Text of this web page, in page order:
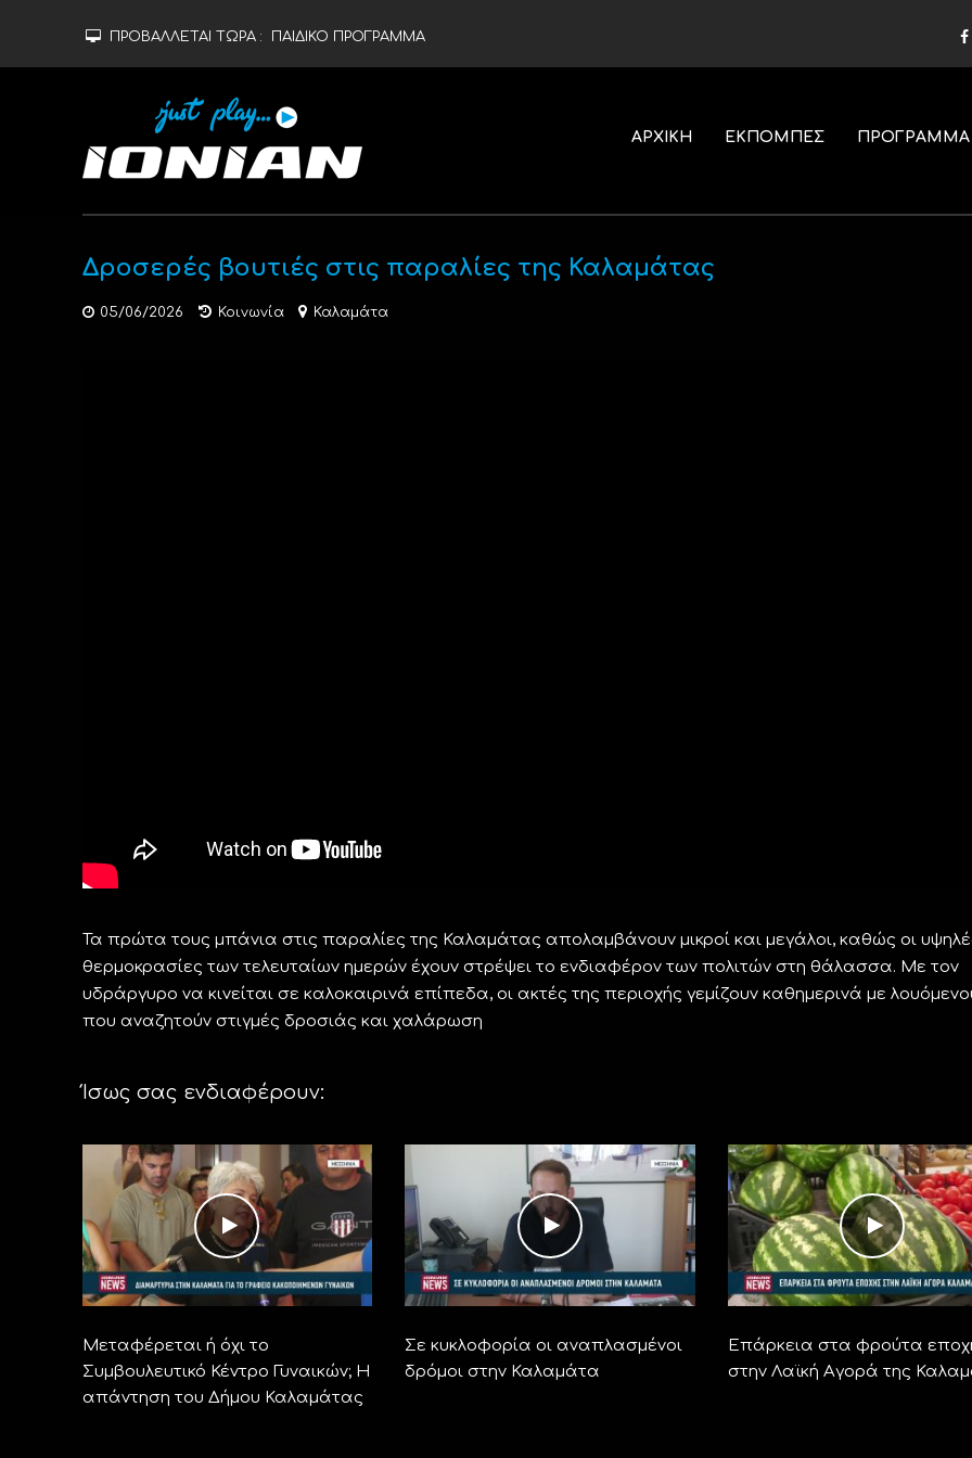
ΠΡΟΒΑΛΛΕΤΑΙ ΤΩΡΑ : ΠΑΙΔΙΚΟ ΠΡΟΓΡΑΜΜΑ
ΑΡΧΙΚΗ ΕΚΠΟΜΠΕΣ ΠΡΟΓΡΑΜΜΑ
Δροσερές βουτιές στις παραλίες της Καλαμάτας
05/06/2026 Κοινωνία Καλαμάτα
Τα πρώτα τους μπάνια στις παραλίες της Καλαμάτας απολαμβάνουν μικροί και μεγάλοι, καθώς οι
θερμοκρασίες των τελευταίων ημερών έχουν στρέψει το ενδιαφέρον των πολιτών στη θάλασσα. Με τον
υδράργυρο να κινείται σε καλοκαιρινά επίπεδα, οι ακτές της περιοχής γεμίζουν καθημερινά με
που αναζητούν στιγμές δροσιάς και χαλάρωση
Ίσως σας ενδιαφέρουν:
Μεταφέρεται ή όχι το
Συμβουλευτικό Κέντρο Γυναικών; Η
απάντηση του Δήμου Καλαμάτας
Σε κυκλοφορία οι αναπλασμένοι
δρόμοι στην Καλαμάτα
Επάρκεια στα φρούτα
στην Λαϊκή Αγορά της